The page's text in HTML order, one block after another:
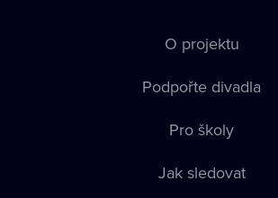
O projektu
Podpořte divadla
Pro školy
Jak sledovat